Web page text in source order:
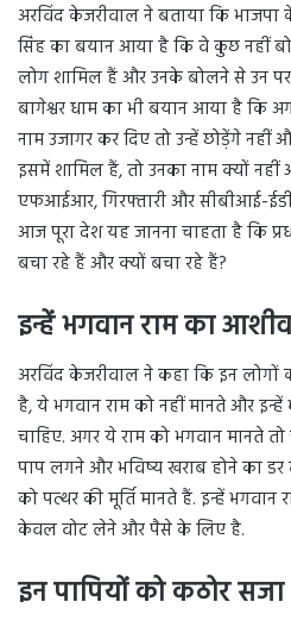
अरविंद केजरीवाल ने बताया कि
सिंह का बयान आया है कि वे कुछ नहीं
लोग शामिल हैं और उनके बोलने से उन
बागेश्वर धाम का भी बयान आया है कि
नाम उजागर कर दिए तो उन्हें छोड़ेंगे
इसमें शामिल हैं, तो उनका नाम क्यों
एफआईआर, गिरफ्तारी और सीबीआई-ईडी
आज पूरा देश यह जानना चाहता है कि
बचा रहे हैं और क्यों बचा रहे हैं?
इन्हें भगवान राम का
अरविंद केजरीवाल ने कहा कि इन लोगों
है, ये भगवान राम को नहीं मानते और इन्हें
चाहिए. अगर ये राम को भगवान मानते तो
पाप लगने और भविष्य खराब होने का डर
को पत्थर की मूर्ति मानते हैं. इन्हें
केवल वोट लेने और पैसे के लिए है.
इन पापियों को कठोर सजा